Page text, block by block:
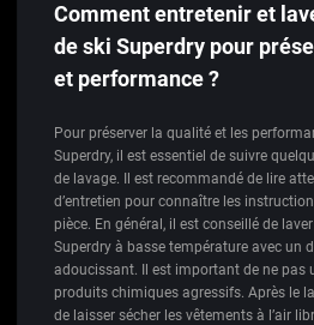
Comment entretenir et
de ski Superdry pour
et performance ?
Pour préserver la qualité et les
Superdry, il est essentiel de suivre
de lavage. Il est recommandé de lire
d’entretien pour connaître les
pièce. En général, il est conseillé de
Superdry à basse température avec un
adoucissant. Il est important de ne pas
produits chimiques agressifs. Après le
de laisser sécher les vêtements à l’air